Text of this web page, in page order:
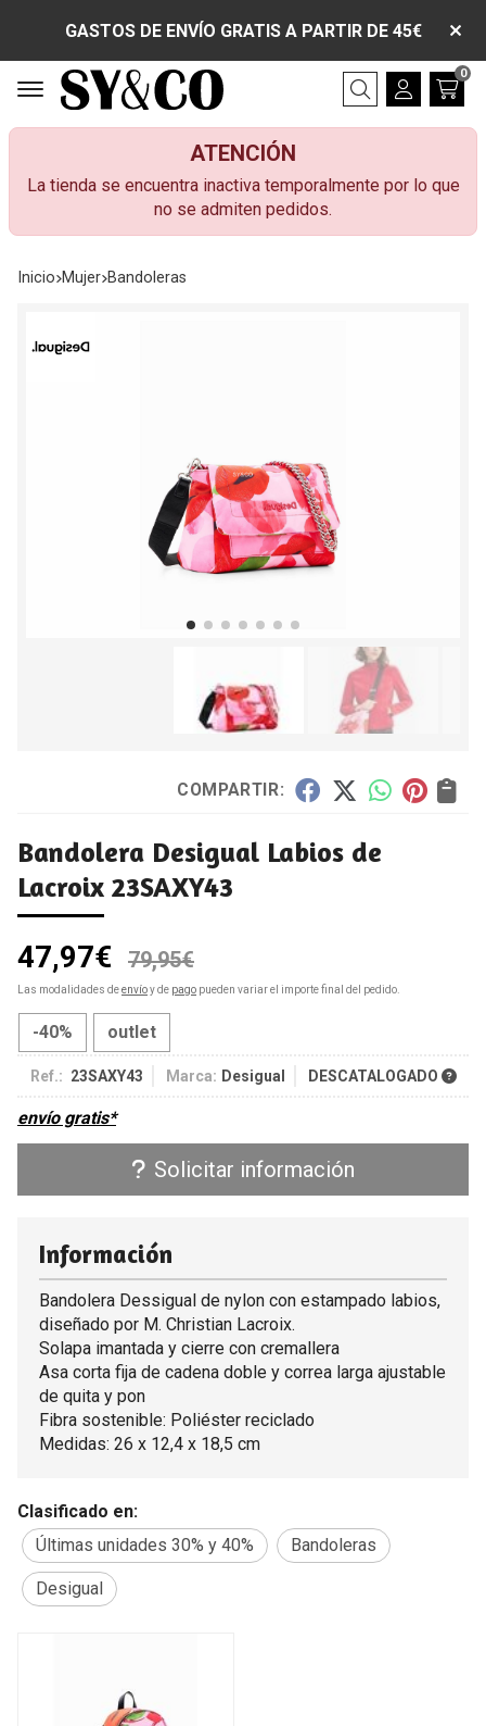
GASTOS DE ENVÍO GRATIS A PARTIR DE 45€
Buscar
0
ATENCIÓN
La tienda se encuentra inactiva temporalmente por lo que
no se admiten pedidos.
Inicio mujer bandoleras
COMPARTIR:
Bandolera Desigual Labios de
Lacroix 23SAXY43
47,97€ 79,95€
Las modalidades deenvíoy de pago pueden variar el importe final del pedido.
-40% outlet
Ref.: 23SAXY43 Marca: Desigual DESCATALOGADO
envío gratis*
Solicitar información
Información
Bandolera Dessigual de nylon con estampado labios,
diseñado por M. Christian Lacroix.
Solapa imantada y cierre con cremallera
Asa corta fija de cadena doble y correa larga ajustable
de quita y pon
Fibra sostenible: Poliéster reciclado
Medidas: 26 x 12,4 x 18,5 cm
Clasificado en:
Últimas unidades 30% y 40%
Bandoleras
Desigual